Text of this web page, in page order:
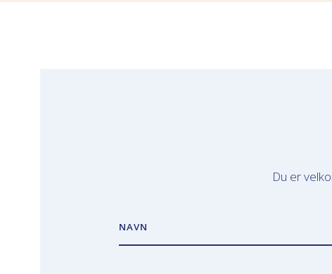
Du er
NAVN